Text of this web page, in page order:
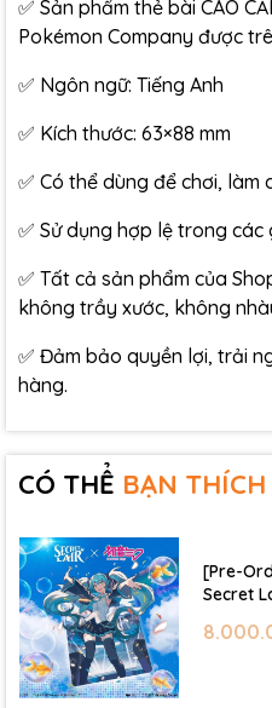
✅ Sản phẩm thẻ bài CAO
Pokémon Company được
✅ Ngôn ngữ: Tiếng Anh
✅ Kích thước: 63×88 mm
✅ Có thể dùng để chơi,
✅ Sử dụng hợp lệ trong các
✅ Tất cả sản phẩm của
không trầy xước, không
✅ Đảm bảo quyền lợi, trải
hàng.
CÓ THỂ BẠN THÍCH
[Pre-
Secret